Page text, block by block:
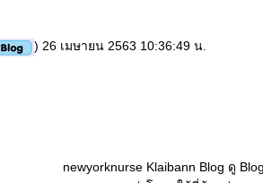
) 26 เมษายน 2563 10:36:49 น.
newyorknurse Klaibann Blog ดู Blog